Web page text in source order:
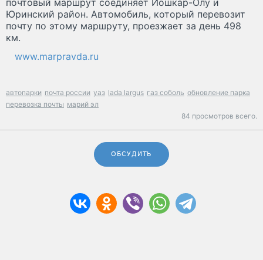
почтовый маршрут соединяет Йошкар-Олу и
Юринский район. Автомобиль, который перевозит
почту по этому маршруту, проезжает за день 498
км.​
www.marpravda.ru
автопарки почта россии уаз lada largus газ соболь обновление парка
перевозка почты марий эл
84 просмотров всего.
ОБСУДИТЬ